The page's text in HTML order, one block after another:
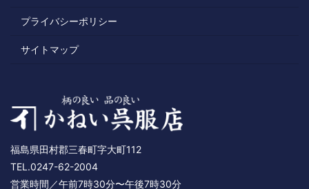
プライバシーポリシー
サイトマップ
福島県田村郡三春町字大町112
TEL.0247-62-2004
営業時間／午前7時30分〜午後7時30分